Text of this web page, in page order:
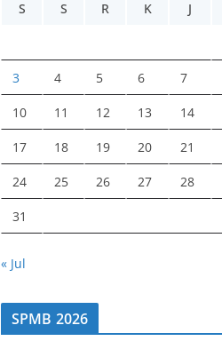
S
S R K J
3 4 5 6 7
10 11 12 13 14
17 18 19 20 21
24 25 26 27 28
31
« Jul
SPMB 2026